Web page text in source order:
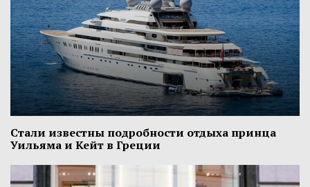
Стали известны подробности отдыха принца
Уильяма и Кейт в Греции